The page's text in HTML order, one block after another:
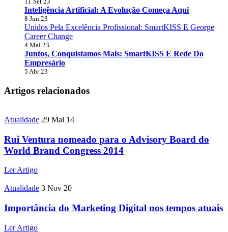
Inteligência Artificial: A Evolução Começa Aqui
8 Jun 23
Unidos Pela Excelência Profissional: SmartKISS E George
Career Change
4 Mai 23
Juntos, Conquistamos Mais: SmartKISS E Rede Do
Empresário
5 Abr 23
Artigos relacionados
Atualidade 29 Mai 14
Rui Ventura nomeado para o Advisory Board do
World Brand Congress 2014
Ler Artigo
Atualidade 3 Nov 20
Importância do Marketing Digital nos tempos atuais
Ler Artigo